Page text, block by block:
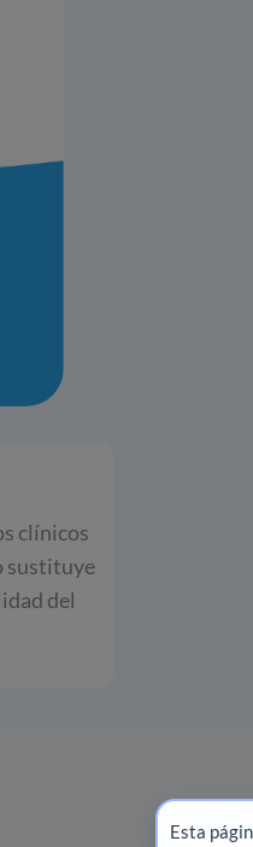
clínicos
sustituye
del
Esta